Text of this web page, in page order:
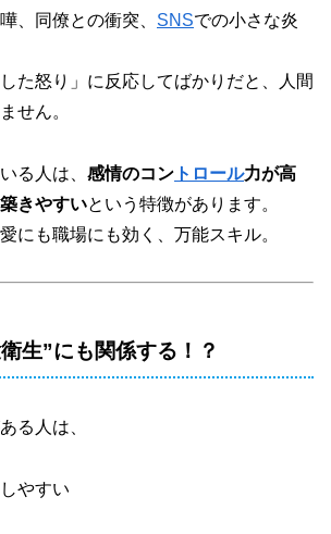
、同僚との衝突、 SNSでの小さな炎
た怒り」に反応してばかりだと、人間
せん。
る人は、 感情のコン トロール力が高
きやすいという特徴があります。
にも職場にも効く、万能スキル。
生”にも関係する！？
る人は、
やすい